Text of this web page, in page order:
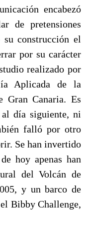
encabezó
de pretensiones
construcción el
por su carácter
realizado por
Aplicada de la
Gran Canaria. Es
día siguiente, ni
falló por otro
Se han invertido
hoy apenas han
del Volcán de
y un barco de
Bibby Challenge,